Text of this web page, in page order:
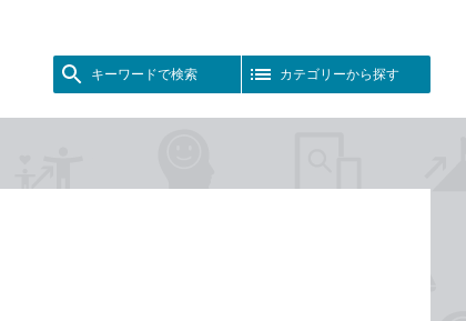
キーワードで検索 カテゴリーから探す